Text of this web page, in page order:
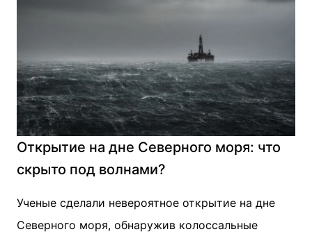
Открытие на дне Северного моря: что
скрыто под волнами?
Ученые сделали невероятное открытие на дне
Северного моря, обнаружив колоссальные